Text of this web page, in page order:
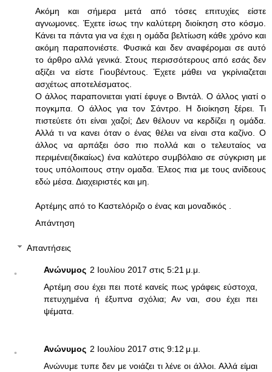
Ακόμη και σήμερα μετά από τόσες επιτυχίες είστε
αγνωμονες. Έχετε ίσως την καλύτερη διοίκηση στο κόσμο.
Κάνει τα πάντα για να έχει η ομάδα βελτίωση κάθε χρόνο και
ακόμη παραπονιέστε. Φυσικά και δεν αναφέρομαι σε αυτό
το άρθρο αλλά γενικά. Στους περισσότερους από εσάς δεν
αξίζει να είστε Γιουβέντους. Έχετε μάθει να γκρίνιαζεται
ασχέτως αποτελέσματος.
Ο άλλος παραπονιεται γιατί έφυγε ο Βιντάλ. Ο άλλος γιατί ο
πογκμπα. Ο άλλος για τον Σάντρο. Η διοίκηση ξέρει. Τι
πιστεύετε ότι είναι χαζοί; Δεν θέλουν να κερδίζει η ομάδα.
Αλλά τι να κανει όταν ο ένας θέλει να είναι στα καζίνο. Ο
άλλος να αρπάξει όσο πιο πολλά και ο τελευταίος να
περιμένει(δικαίως) ένα καλύτερο συμβόλαιο σε σύγκριση με
τους υπόλοιπους στην ομαδα. Έλεος πια με τους ανίδεους
εδώ μέσα. Διαχειριστές και μη.
Αρτέμης από το Καστελόριζο ο ένας και μοναδικός .
Απάντηση
Απαντήσεις
Ανώνυμος 2 Ιουλίου 2017 στις 5:21 μ.μ.
Αρτέμη σου έχει πει ποτέ κανείς πως γράφεις εύστοχα,
πετυχημένα ή έξυπνα σχόλια; Αν ναι, σου έχει πει
ψέματα.
Ανώνυμος 2 Ιουλίου 2017 στις 9:12 μ.μ.
Ανώνυμε τυπε δεν με νοιάζει τι λένε οι άλλοι. Αλλά είμαι